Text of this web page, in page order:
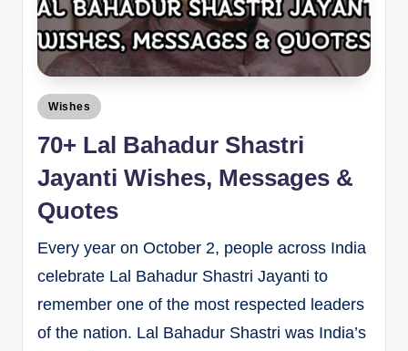
Wishes
70+ Lal Bahadur Shastri
Jayanti Wishes, Messages &
Quotes
Every year on October 2, people across India
celebrate Lal Bahadur Shastri Jayanti to
remember one of the most respected leaders
of the nation. Lal Bahadur Shastri was India’s